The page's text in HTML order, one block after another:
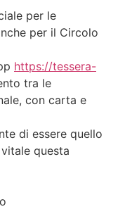
per le
per il Circolo
https://tessera-
tra le
con carta e
di essere quello
questa